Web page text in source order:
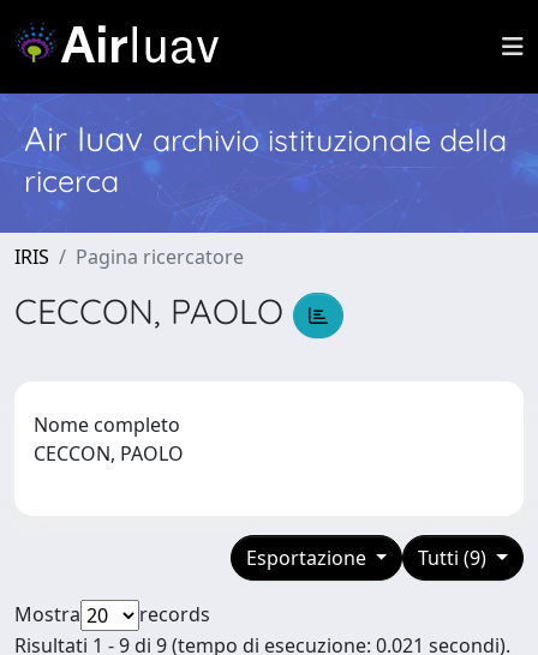
Air Iuav archivio istituzionale della
ricerca
IRIS Pagina ricercatore
CECCON, PAOLO
Nome completo
CECCON, PAOLO
Tutti (9)
Esportazione
Mostra
records
Risultati 1 - 9 di 9 (tempo di esecuzione: 0.021 secondi).